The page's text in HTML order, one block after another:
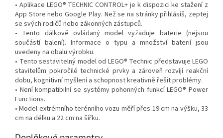
• Aplikace LEGO® TECHNIC CONTROL+ je k dispozici ke stažení z
App Store nebo Google Play. Než se na stránky přihlásíš, zeptej
se svých rodičů nebo zákonných zástupců.
• Tento dálkově ovládaný model vyžaduje baterie (nejsou
součástí balení). Informace o typu a množství baterií jsou
uvedeny na obalu výrobku.
• Tento sestavitelný model od LEGO® Technic představuje LEGO
stavitelům pokročilé technické prvky a zároveň rozvíjí reakční
dobu, kognitivní myšlení a schopnost kreativně řešit problémy.
• Není kompatibilní se systémy pohonných funkcí LEGO® Power
Functions.
• Model extrémního terénního vozu měří přes 19 cm na výšku, 33
cm na délku a 22 cm na šířku.